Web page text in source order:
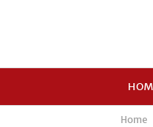
Home